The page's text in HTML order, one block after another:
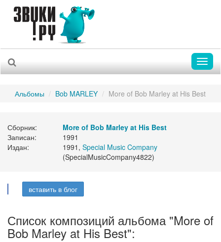
Альбомы Bob MARLEY More of Bob Marley at His Best
Сборник:
More of Bob Marley at His Best
Записан:
1991
Издан:
1991, Special Music Company
(SpecialMusicCompany4822)
вставить в блог
Список композиций альбома "More of
Bob Marley at His Best":